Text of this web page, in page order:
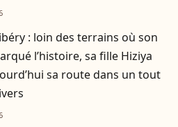
: loin des terrains où son
l’histoire, sa fille Hiziya
sa route dans un tout